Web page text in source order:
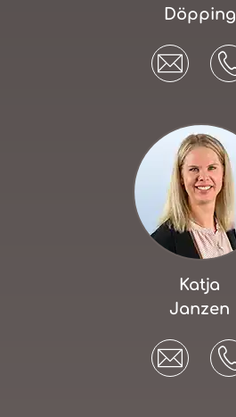
Döpping
Katja
Janzen